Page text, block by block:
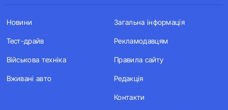
Новини
Тест-драйв
Військова техніка
Вживані авто
Загальна інформація
Рекламодавцям
Правила сайту
Редакція
Контакти